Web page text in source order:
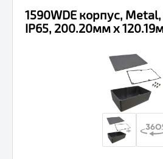
1590WDE корпус,
IP65, 200.20мм x